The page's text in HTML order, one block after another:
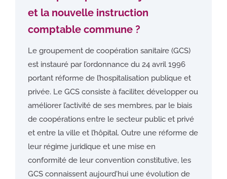
et la nouvelle instruction
comptable commune ?
Le groupement de coopération sanitaire (GCS)
est instauré par l’ordonnance du 24 avril 1996
portant réforme de l’hospitalisation publique et
privée. Le GCS consiste à faciliter, développer ou
améliorer l’activité de ses membres, par le biais
de coopérations entre le secteur public et privé
et entre la ville et l’hôpital. Outre une réforme de
leur régime juridique et une mise en
conformité de leur convention constitutive, les
GCS connaissent aujourd'hui une évolution de